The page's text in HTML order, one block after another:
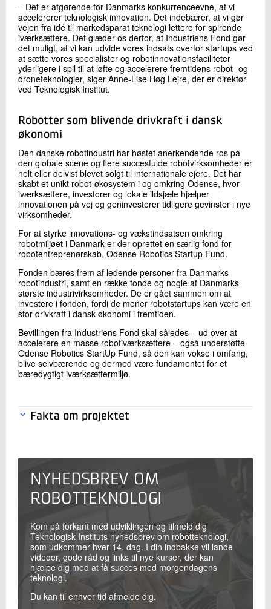
– Det er afgørende for Danmarks konkurrenceevne, at vi
accelererer teknologisk innovation. Det indebærer, at vi gør
vejen fra idé til markedsparat teknologi lettere for spirende
iværksættere. Det glæder os derfor, at Industriens Fond gør
det muligt, at vi kan udvide vores indsats overfor startups ved
at sætte vores specialister og robotinnovationsfaciliteter
yderligere i spil til at løfte og accelerere fremtidens robot- og
droneteknologier, siger Anne-Lise Høg Lejre, der er direktør
ved Teknologisk Institut.
Robotter som blivende drivkraft i dansk
økonomi
Den danske robotindustri har høstet anerkendende ros på
den globale scene og flere succesfulde robotvirksomheder er
helt eller delvist blevet solgt til internationale ejere. Det har
skabt et unikt robot-økosystem i og omkring Odense, hvor
iværksættere, investorer og lokale ildsjæle hjælper
innovationen på vej og geninvesterer tidligere gevinster i nye
virksomheder.
For at styrke innovations- og vækstindsatsen omkring
robotmiljøet i Danmark er der oprettet en særlig fond for
robotentreprenørskab, Odense Robotics Startup Fund.
Fonden bæres frem af ledende personer fra Danmarks
robotindustri, samt en række fonde og nogle af Danmarks
største industrivirksomheder. De er gået sammen om at
investere i fonden, fordi de mener robotstartups kan være en
stor drivkraft i dansk økonomi i fremtiden.
Bevillingen fra Industriens Fond skal således – ud over at
accelerere en masse robotiværksættere – også understøtte
Odense Robotics StartUp Fund, så den kan vokse i omfang,
blive selvbærende og dermed være fundamentet for et
bæredygtigt iværksættermiljø.
Fakta om projektet
Teknologisk Institut skal drive det nye
acceleratorforløb
gennemgå kvalificerings- og modningsforløb som
led i projektet. Af dem udvælges 20 startups over
de kommende fire år, som bliver optaget af
Odense Robotics StartUp Fund og med tilbud om
dybdegående innovationsforløb
Hver af de 20 startups kan få eksperthjælp inden
NYHEDSBREV OM
ROBOTTEKNOLOGI
Kom på forkant med udviklingen og tilmeld dig
Teknologisk Instituts nyhedsbrev om robotteknologi,
som udkommer hver 14. dag. I din indbakke vil lande
videoer, gode råd og links til nye kurser, der kan
hjælpe dig med at få succes med morgendagens
teknologi.
Du kan til enhver tid afmelde dig.